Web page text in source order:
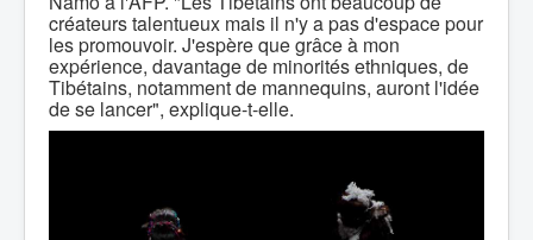
créateurs talentueux mais il n'y a pas d'espace pour
les promouvoir. J'espère que grâce à mon
expérience, davantage de minorités ethniques, de
Tibétains, notamment de mannequins, auront l'idée
de se lancer", explique-t-elle.